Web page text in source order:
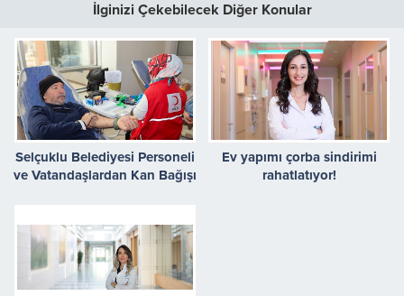
İlginizi Çekebilecek Diğer Konular
Selçuklu Belediyesi Personeli
ve Vatandaşlardan Kan Bağışı
Ev yapımı çorba sindirimi
rahatlatıyor!